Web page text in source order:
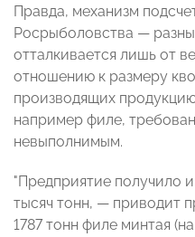
Правда, механизм
Росрыболовства —
отталкивается лишь от
отношению к размеру
производящих
например филе,
невыполнимым.
"Предприятие получило
тысяч тонн, — приводит
1787 тонн филе минтая